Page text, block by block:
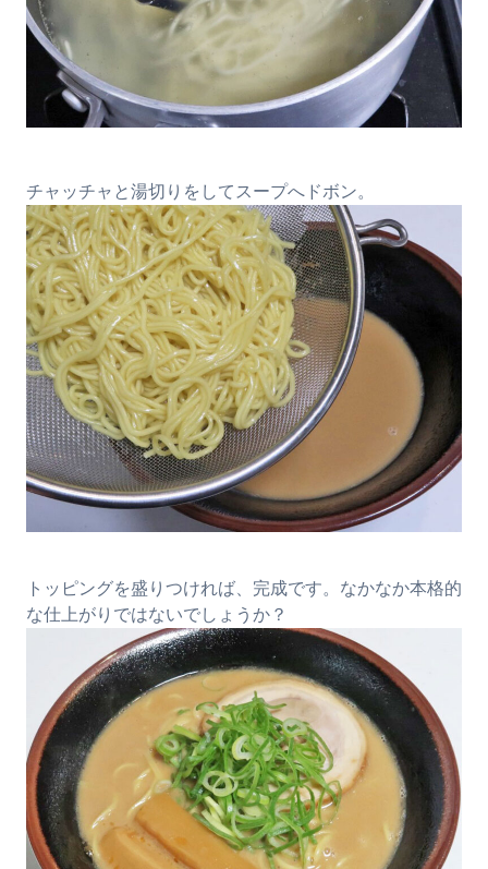
チャッチャと湯切りをしてスープへドボン。
トッピングを盛りつければ、完成です。なかなか本格的
な仕上がりではないでしょうか？